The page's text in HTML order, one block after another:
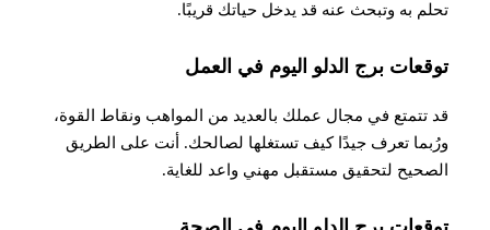
تحلم به وتبحث عنه قد يدخل حياتك قريبًا.
توقعات برج الدلو اليوم في العمل
قد تتمتع في مجال عملك بالعديد من المواهب ونقاط القوة،
ورُبما تعرف جيدًا كيف تستغلها لصالحك. أنت على الطريق
الصحيح لتحقيق مستقبل مهني واعد للغاية.